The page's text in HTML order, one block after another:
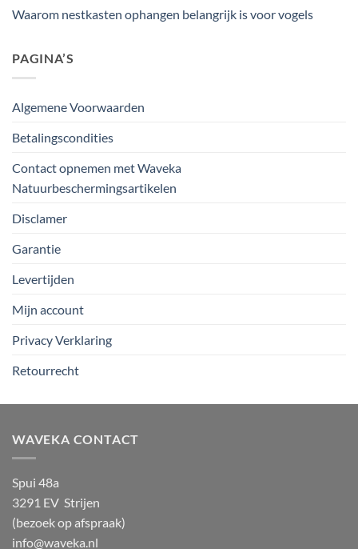
Waarom nestkasten ophangen belangrijk is voor vogels
PAGINA’S
Algemene Voorwaarden
Betalingscondities
Contact opnemen met Waveka
Natuurbeschermingsartikelen
Disclamer
Garantie
Levertijden
Mijn account
Privacy Verklaring
Retourrecht
WAVEKA CONTACT
Spui 48a
3291 EV Strijen
(bezoek op afspraak)
info@waveka.nl